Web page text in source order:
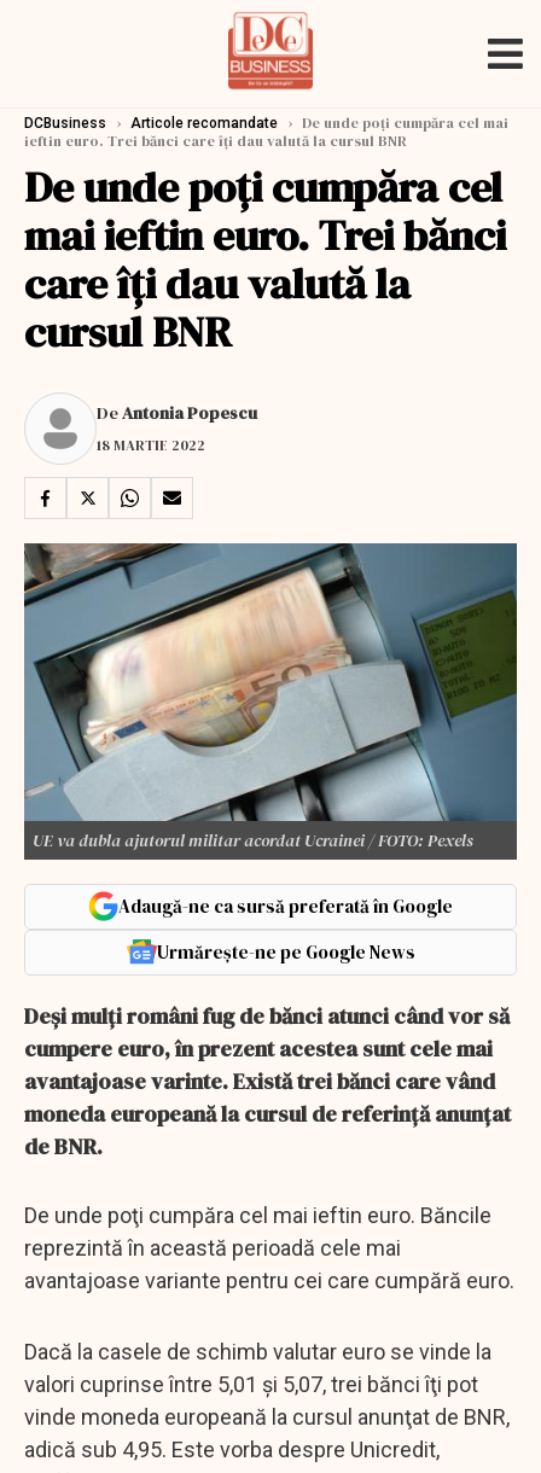
DCBusiness › Articole recomandate › De unde poţi cumpăra cel mai
ieftin euro. Trei bănci care îţi dau valută la cursul BNR
De unde poţi cumpăra cel
mai ieftin euro. Trei bănci
care îţi dau valută la
cursul BNR
DeAntonia Popescu
18 MARTIE 2022
UE va dubla ajutorul militar acordat Ucrainei / FOTO: Pexels
Adaugă-ne ca sursă preferată în Google
Urmărește-ne pe Google News
Deşi mulţi români fug de bănci atunci când vor să
cumpere euro, în prezent acestea sunt cele mai
avantajoase varinte. Există trei bănci care vând
moneda europeană la cursul de referinţă anunţat
de BNR.
De unde poţi cumpăra cel mai ieftin euro. Băncile
reprezintă în această perioadă cele mai
avantajoase variante pentru cei care cumpără euro.
Dacă la casele de schimb valutar euro se vinde la
valori cuprinse între 5,01 şi 5,07, trei bănci îţi pot
vinde moneda europeană la cursul anunţat de BNR,
adică sub 4,95. Este vorba despre Unicredit,